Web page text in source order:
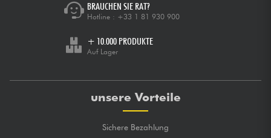
BRAUCHEN SIE RAT?
Hotline : +33 1 81 930 900
+ 10.000 PRODUKTE
Auf Lager
unsere Vorteile
Sichere Bezahlung